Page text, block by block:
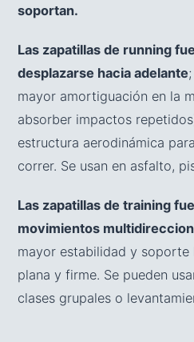
soportan.
Las zapatillas de running
desplazarse hacia adelante
mayor amortiguación en la
absorber impactos
estructura aerodinámica
correr. Se usan en asfalto,
Las zapatillas de training
movimientos
mayor estabilidad y soporte
plana y firme. Se pueden
clases grupales o